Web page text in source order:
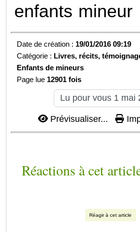
enfants mineur
Date de création : 19/01/2016 09:19
Catégorie : Livres, récits,
Enfants de mineurs
Page lue 12901 fois
Prévisualiser...
Réactions à cet
Réagir à cet article